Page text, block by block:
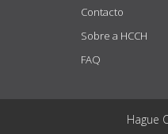
Contacto
Sobre a HCCH
FAQ
Hague